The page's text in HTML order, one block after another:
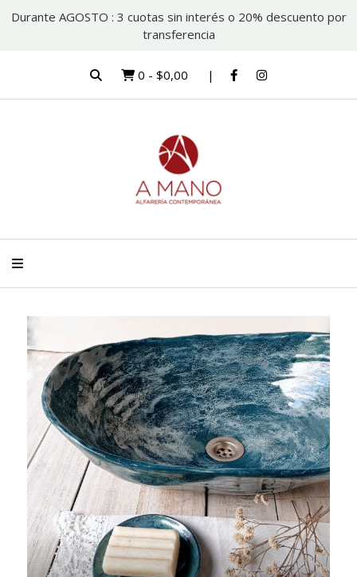
Durante AGOSTO : 3 cuotas sin interés o 20% descuento por
transferencia
0 - $0,00